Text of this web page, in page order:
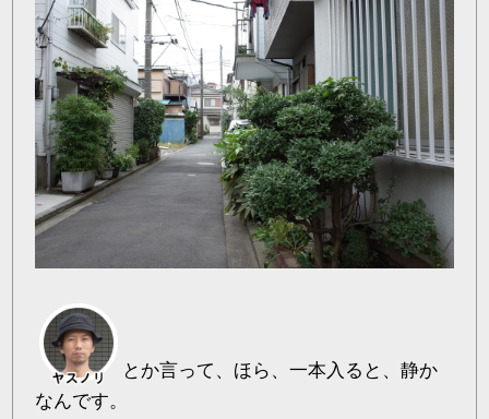
とか言って、ほら、一本入ると、静か
なんです。